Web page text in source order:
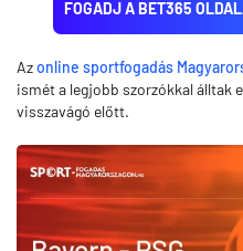
FOGADJ A BET365
Azonline sportfogadás
ismét a legjobb szorzókkal álltak
visszavágó előtt.